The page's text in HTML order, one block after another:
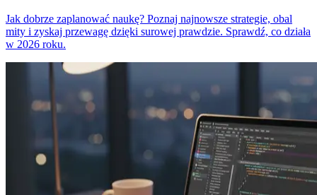
Jak dobrze zaplanować naukę? Poznaj najnowsze strategie, obal
mity i zyskaj przewagę dzięki surowej prawdzie. Sprawdź, co działa
w 2026 roku.